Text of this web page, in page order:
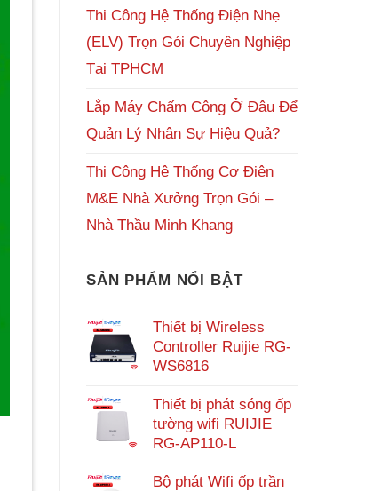
Thi Công Hệ Thống Điện Nhẹ
(ELV) Trọn Gói Chuyên Nghiệp
Tại TPHCM
Lắp Máy Chấm Công Ở Đâu Để
Quản Lý Nhân Sự Hiệu Quả?
Thi Công Hệ Thống Cơ Điện
M&E Nhà Xưởng Trọn Gói –
Nhà Thầu Minh Khang
SẢN PHẨM NỔI BẬT
Thiết bị Wireless
Controller Ruijie RG-
WS6816
Thiết bị phát sóng ốp
tường wifi RUIJIE
RG-AP110-L
Bộ phát Wifi ốp trần